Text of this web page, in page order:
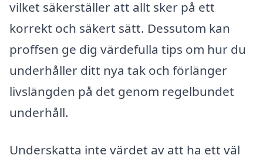
vilket säkerställer att allt sker på ett
korrekt och säkert sätt. Dessutom kan
proffsen ge dig värdefulla tips om hur du
underhåller ditt nya tak och förlänger
livslängden på det genom regelbundet
underhåll.
Underskatta inte värdet av att ha ett väl